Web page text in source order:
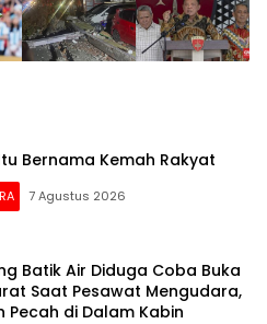
Bernama Kemah Rakyat
7 Agustus 2026
Batik Air Diduga Coba Buka
Saat Pesawat Mengudara,
Pecah di Dalam Kabin